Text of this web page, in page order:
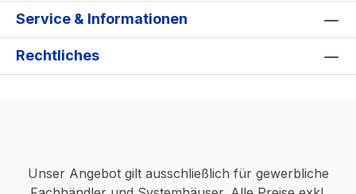
Service & Informationen
Rechtliches
Unser Angebot gilt ausschließlich für gewerbliche